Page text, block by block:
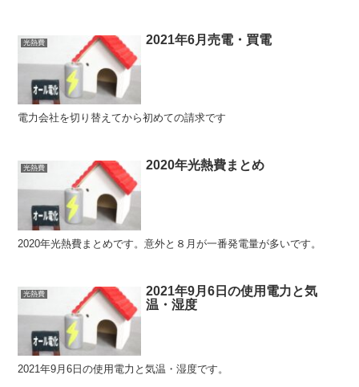
光熱費 2021年6月売電・買電
電力会社を切り替えてから初めての請求です
光熱費 2020年光熱費まとめ
2020年光熱費まとめです。意外と８月が一番発電量が多いです。
光熱費
2021年9月6日の使用電力と気
温・湿度
2021年9月6日の使用電力と気温・湿度です。